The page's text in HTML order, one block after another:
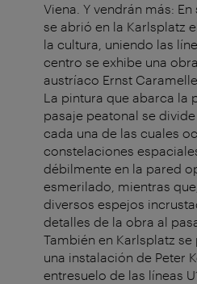
Viena. Y vendrán más:
se abrió en la Karlsplatz
la cultura, uniendo las
centro se exhibe una
austríaco Ernst
La pintura que abarca la
pasaje peatonal se
cada una de las cuales
constelaciones
débilmente en la pared
esmerilado, mientras
diversos espejos
detalles de la obra al
También en Karlsplatz
una instalación de Peter
entresuelo de las líneas